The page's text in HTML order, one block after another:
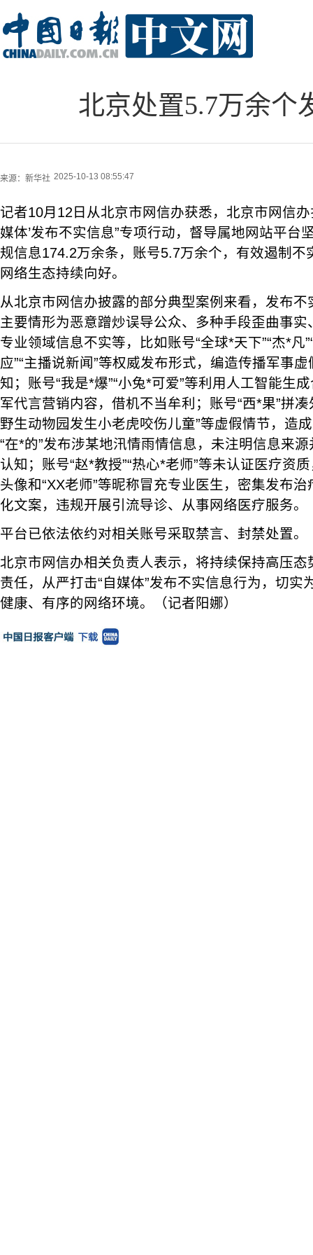
北京处置5.7万余个
来源： 新华社 2025-10-13 08:55:47
记者10月12日从北京市网信办获悉，北京市网信办
媒体’发布不实信息”专项行动，督导属地网站平台
规信息174.2万余条，账号5.7万余个，有效遏制不
网络生态持续向好。
从北京市网信办披露的部分典型案例来看，发布
主要情形为恶意蹭炒误导公众、多种手段歪曲事
专业领域信息不实等，比如账号“全球*天下”“杰*凡
应”“主播说新闻”等权威发布形式，编造传播军事
知；账号“我是*爆”“小兔*可爱”等利用人工智能生
军代言营销内容，借机不当牟利；账号“西*果”拼
野生动物园发生小老虎咬伤儿童”等虚假情节，造
“在*的”发布涉某地汛情雨情信息，未注明信息来
认知；账号“赵*教授”“热心*老师”等未认证医疗资
头像和“XX老师”等昵称冒充专业医生，密集发布
化文案，违规开展引流导诊、从事网络医疗服务。
平台已依法依约对相关账号采取禁言、封禁处置。
北京市网信办相关负责人表示，将持续保持高压
责任，从严打击“自媒体”发布不实信息行为，切实
健康、有序的网络环境。（记者阳娜）